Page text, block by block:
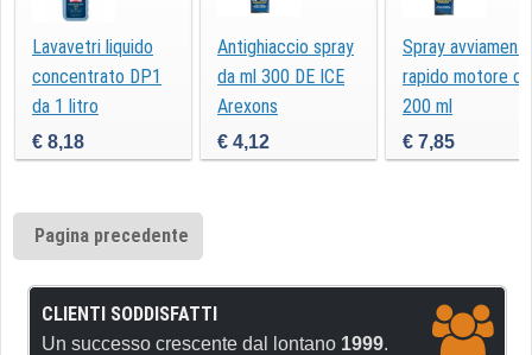
Lavavetri liquido
concentrato DP1
da 1 litro
€ 8,18
Antighiaccio spray
da ml 300 DE ICE
Arexons
€ 4,12
Spray
rapido motore da
200 ml
€ 7,85
Pagina precedente
CLIENTI SODDISFATTI
Un successo crescente dal lontano 1999.